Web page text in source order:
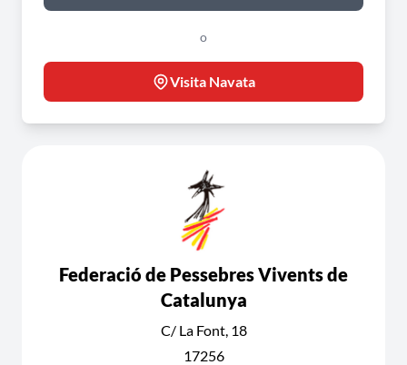
o
Visita Navata
Federació de Pessebres Vivents de
Catalunya
C/ La Font, 18
17256